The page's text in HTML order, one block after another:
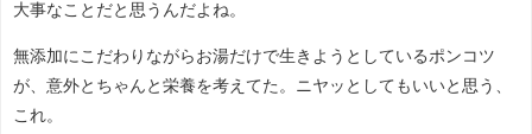
大事なことだと思うんだよね。
無添加にこだわりながらお湯だけで生きようとしているポンコツ
が、意外とちゃんと栄養を考えてた。ニヤッとしてもいいと思う、
これ。